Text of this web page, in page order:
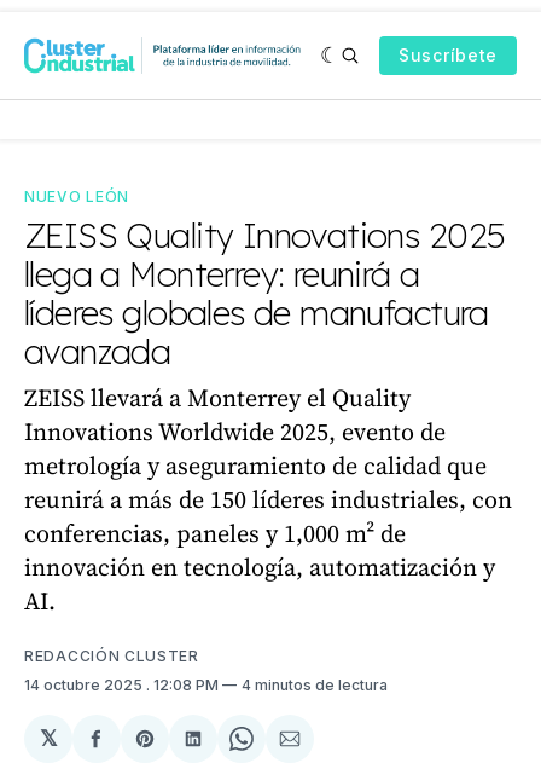
Suscríbete
NUEVO LEÓN
ZEISS Quality Innovations 2025
llega a Monterrey: reunirá a
líderes globales de manufactura
avanzada
ZEISS llevará a Monterrey el Quality
Innovations Worldwide 2025, evento de
metrología y aseguramiento de calidad que
reunirá a más de 150 líderes industriales, con
conferencias, paneles y 1,000 m² de
innovación en tecnología, automatización y
AI.
REDACCIÓN CLUSTER
14 octubre 2025 . 12:08 PM 4 minutos de lectura
𝕏
Compartir
ShareCompartir
ShareCompartir